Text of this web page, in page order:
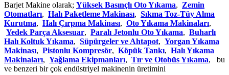
Barjet Makine olarak; Yüksek Basınçlı Oto Yıkama, Zemin
Otomatları, Halı Paketleme Makinası, Sıkma Toz-Tüy Alma
Kurutma, Halı Çırpma Makinası, Oto Yıkama Makinaları,
Yedek Parça Aksesuar, Paralı Jetonlu Oto Yıkama, Buharlı
Halı Koltuk Yıkama, Süpürgeler ve Ahtapot, Yorgan Yıkama
Makinası, Pistonlu Kompresör, Köpük Tankı, Halı Yıkama
Makinaları, Yağlama Ekipmanları, Tır ve Otobüs Yıkama, bu
ve benzeri bir çok endüstriyel makinenin üretimini